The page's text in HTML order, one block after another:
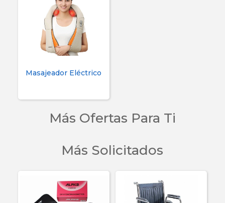
Masajeador Eléctrico
Más Ofertas Para Ti
Más Solicitados